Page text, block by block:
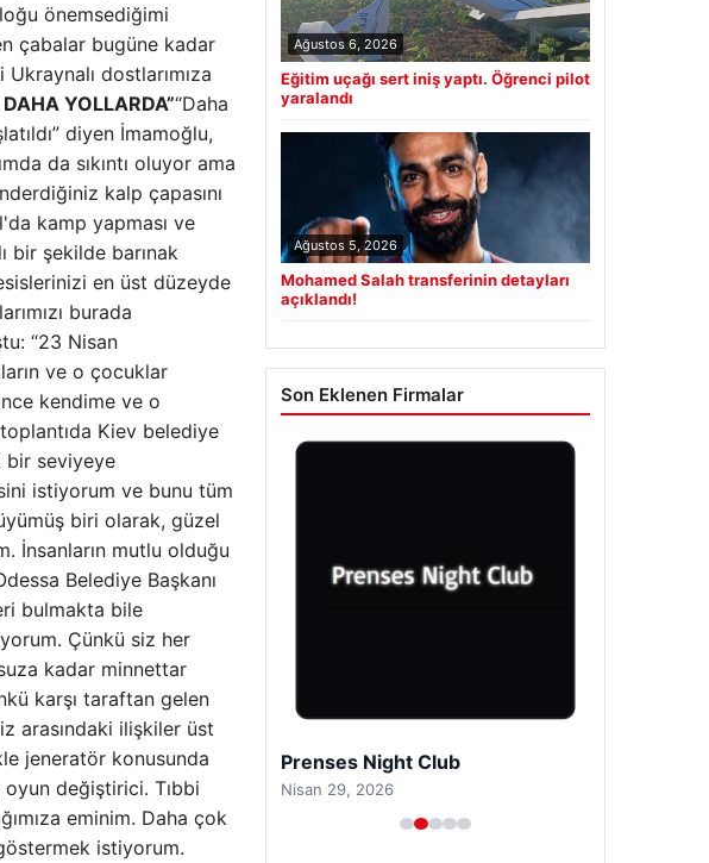
önemsediğimi
çabalar bugüne kadar
dostlarımıza
YOLLARDA”“Daha
diyen İmamoğlu,
da sıkıntı oluyor ama
kalp çapasını
kamp yapması ve
bir şekilde barınak
en üst düzeyde
burada
“23 Nisan
ve o çocuklar
kendime ve o
Kiev belediye
bir seviyeye
istiyorum ve bunu tüm
biri olarak, güzel
İnsanların mutlu olduğu
Belediye Başkanı
bulmakta bile
Çünkü siz her
kadar minnettar
karşı taraftan gelen
arasındaki ilişkiler üst
jeneratör konusunda
değiştirici. Tıbbi
eminim. Daha çok
istiyorum.
Ağustos 6, 2026
Eğitim uçağı sert iniş yaptı. Öğrenci pilot
yaralandı
Ağustos 5, 2026
Mohamed Salah transferinin detayları
açıklandı!
Son Eklenen Firmalar
Prenses Night Club
Nisan 29, 2026